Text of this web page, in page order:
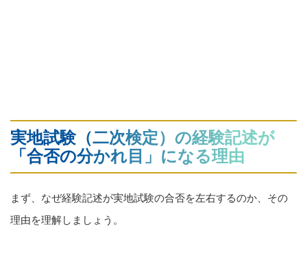
実地試験（二次検定）の経験記述が
「合否の分かれ目」になる理由
まず、なぜ経験記述が実地試験の合否を左右するのか、その
理由を理解しましょう。